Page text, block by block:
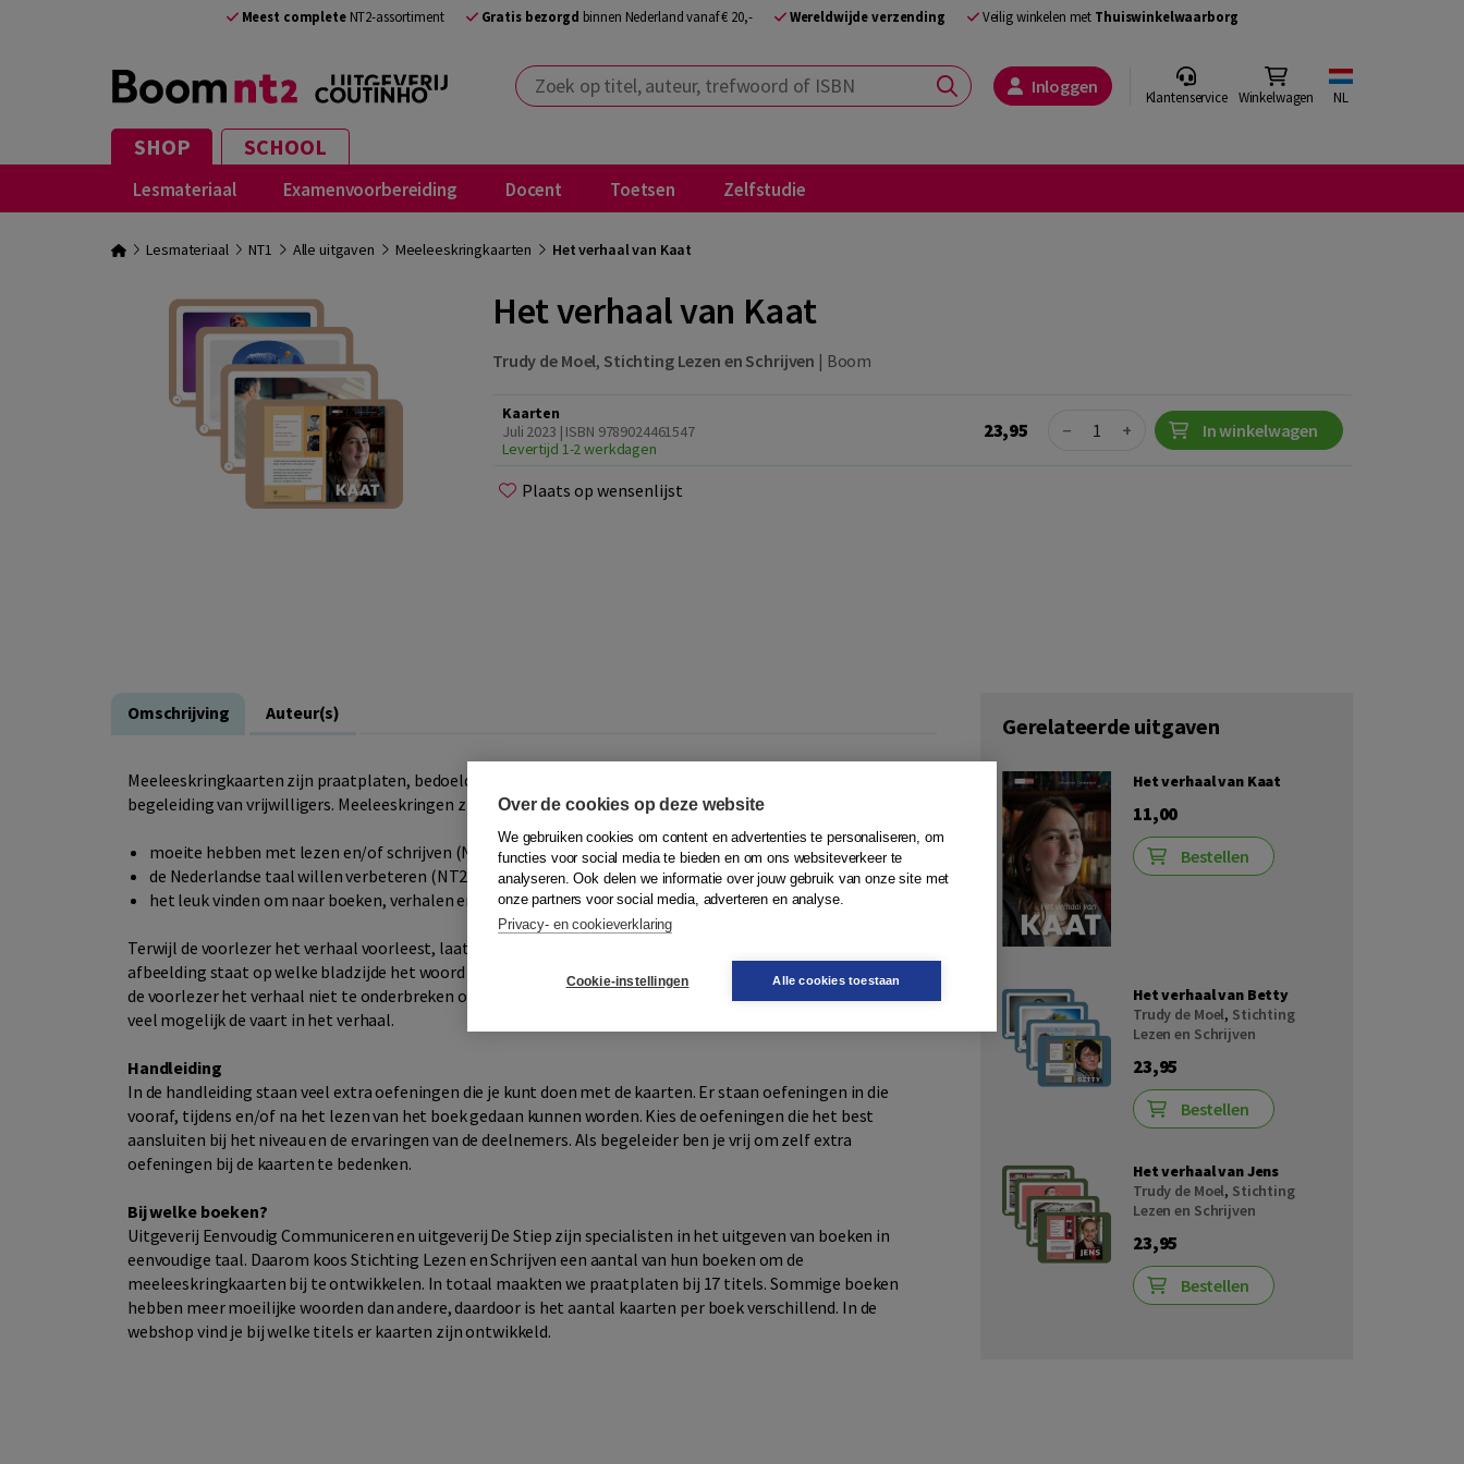
Meest completeNT2-assortiment Gratis bezorgd binnen Nederland vanaf € 20,- Wereldwijde verzending Veilig winkelen met Thuiswinkelwaarborg
Zoek op titel, auteur, trefwoord of ISBN Inloggen Klantenservice Winkelwagen NL
SHOP SCHOOL
Lesmateriaal Examenvoorbereiding Docent Toetsen Zelfstudie
Lesmateriaal NT1 Alle uitgaven Meeleeskringkaarten Het verhaal van Kaat
Het verhaal van Kaat
Trudy de Moel, Stichting Lezen en Schrijven | Boom
Kaarten
Juli 2023 | ISBN 9789024461547
Levertijd 1-2 werkdagen
23,95 Quantity
− + In winkelwagen
Plaats op wensenlijst
Omschrijving Auteur(s)
Meeleeskringkaarten zijn praatplaten, bedoeld voor gebruik in meeleeskringen en taalcafés onder
begeleiding van vrijwilligers. Meeleeskringen zijn er voor mensen die:
moeite hebben met lezen en/of schrijven (NT1)
de Nederlandse taal willen verbeteren (NT2)
het leuk vinden om naar boeken, verhalen en/of gedichten te luisteren.
Terwijl de voorlezer het verhaal voorleest, laat hij of zij de praatplaten zien aan de groep. Onder iedere
afbeelding staat op welke bladzijde het woord voorkomt. Door een meeleeskringkaart te laten zien, hoeft
de voorlezer het verhaal niet te onderbreken om het moeilijke woord uit te leggen. Op die manier blijft zo
veel mogelijk de vaart in het verhaal.
Handleiding
In de handleiding staan veel extra oefeningen die je kunt doen met de kaarten. Er staan oefeningen in die
vooraf, tijdens en/of na het lezen van het boek gedaan kunnen worden. Kies de oefeningen die het best
aansluiten bij het niveau en de ervaringen van de deelnemers. Als begeleider ben je vrij om zelf extra
oefeningen bij de kaarten te bedenken.
Bij welke boeken?
Uitgeverij Eenvoudig Communiceren en uitgeverij De Stiep zijn specialisten in het uitgeven van boeken in
eenvoudige taal. Daarom koos Stichting Lezen en Schrijven een aantal van hun boeken om de
meeleeskringkaarten bij te ontwikkelen. In totaal maakten we praatplaten bij 17 titels. Sommige boeken
hebben meer moeilijke woorden dan andere, daardoor is het aantal kaarten per boek verschillend. In de
webshop vind je bij welke titels er kaarten zijn ontwikkeld.
Gerelateerde uitgaven
Het verhaal van Kaat
11,00
Bestellen
Het verhaal van Betty
Trudy de Moel, Stichting
Lezen en Schrijven
23,95
Bestellen
Het verhaal van Jens
Trudy de Moel, Stichting
Lezen en Schrijven
23,95
Bestellen
Over de cookies op deze website
We gebruiken cookies om content en advertenties te personaliseren, om
functies voor social media te bieden en om ons websiteverkeer te
analyseren. Ook delen we informatie over jouw gebruik van onze site met
onze partners voor social media, adverteren en analyse.
Privacy- en cookieverklaring
Cookie-instellingen Alle cookies toestaan